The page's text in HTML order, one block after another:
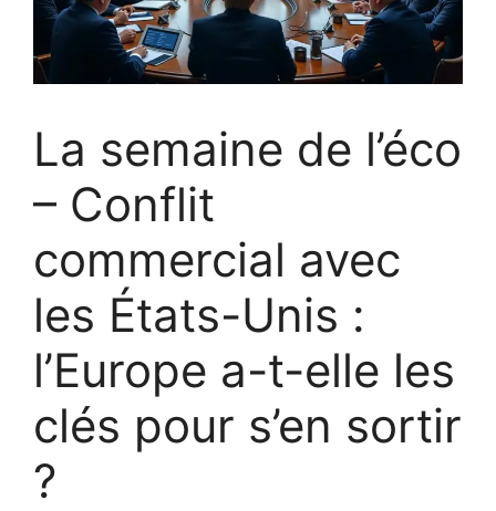
La semaine de l’éco
– Conflit
commercial avec
les États-Unis :
l’Europe a-t-elle les
clés pour s’en sortir
?